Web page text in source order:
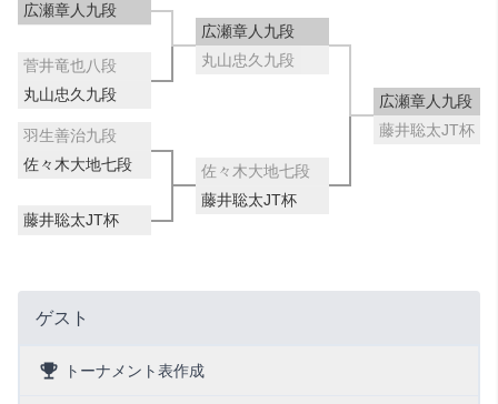
広瀬章人九段
菅井竜也八段
丸山忠久九段
羽生善治九段
佐々木大地七段
藤井聡太JT杯
広瀬章人九段
丸山忠久九段
佐々木大地七段
藤井聡太JT杯
広瀬章人九段
藤井聡太JT杯
ゲスト
トーナメント表作成